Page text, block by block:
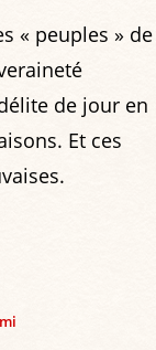
« peuples » de
de jour en
Et ces